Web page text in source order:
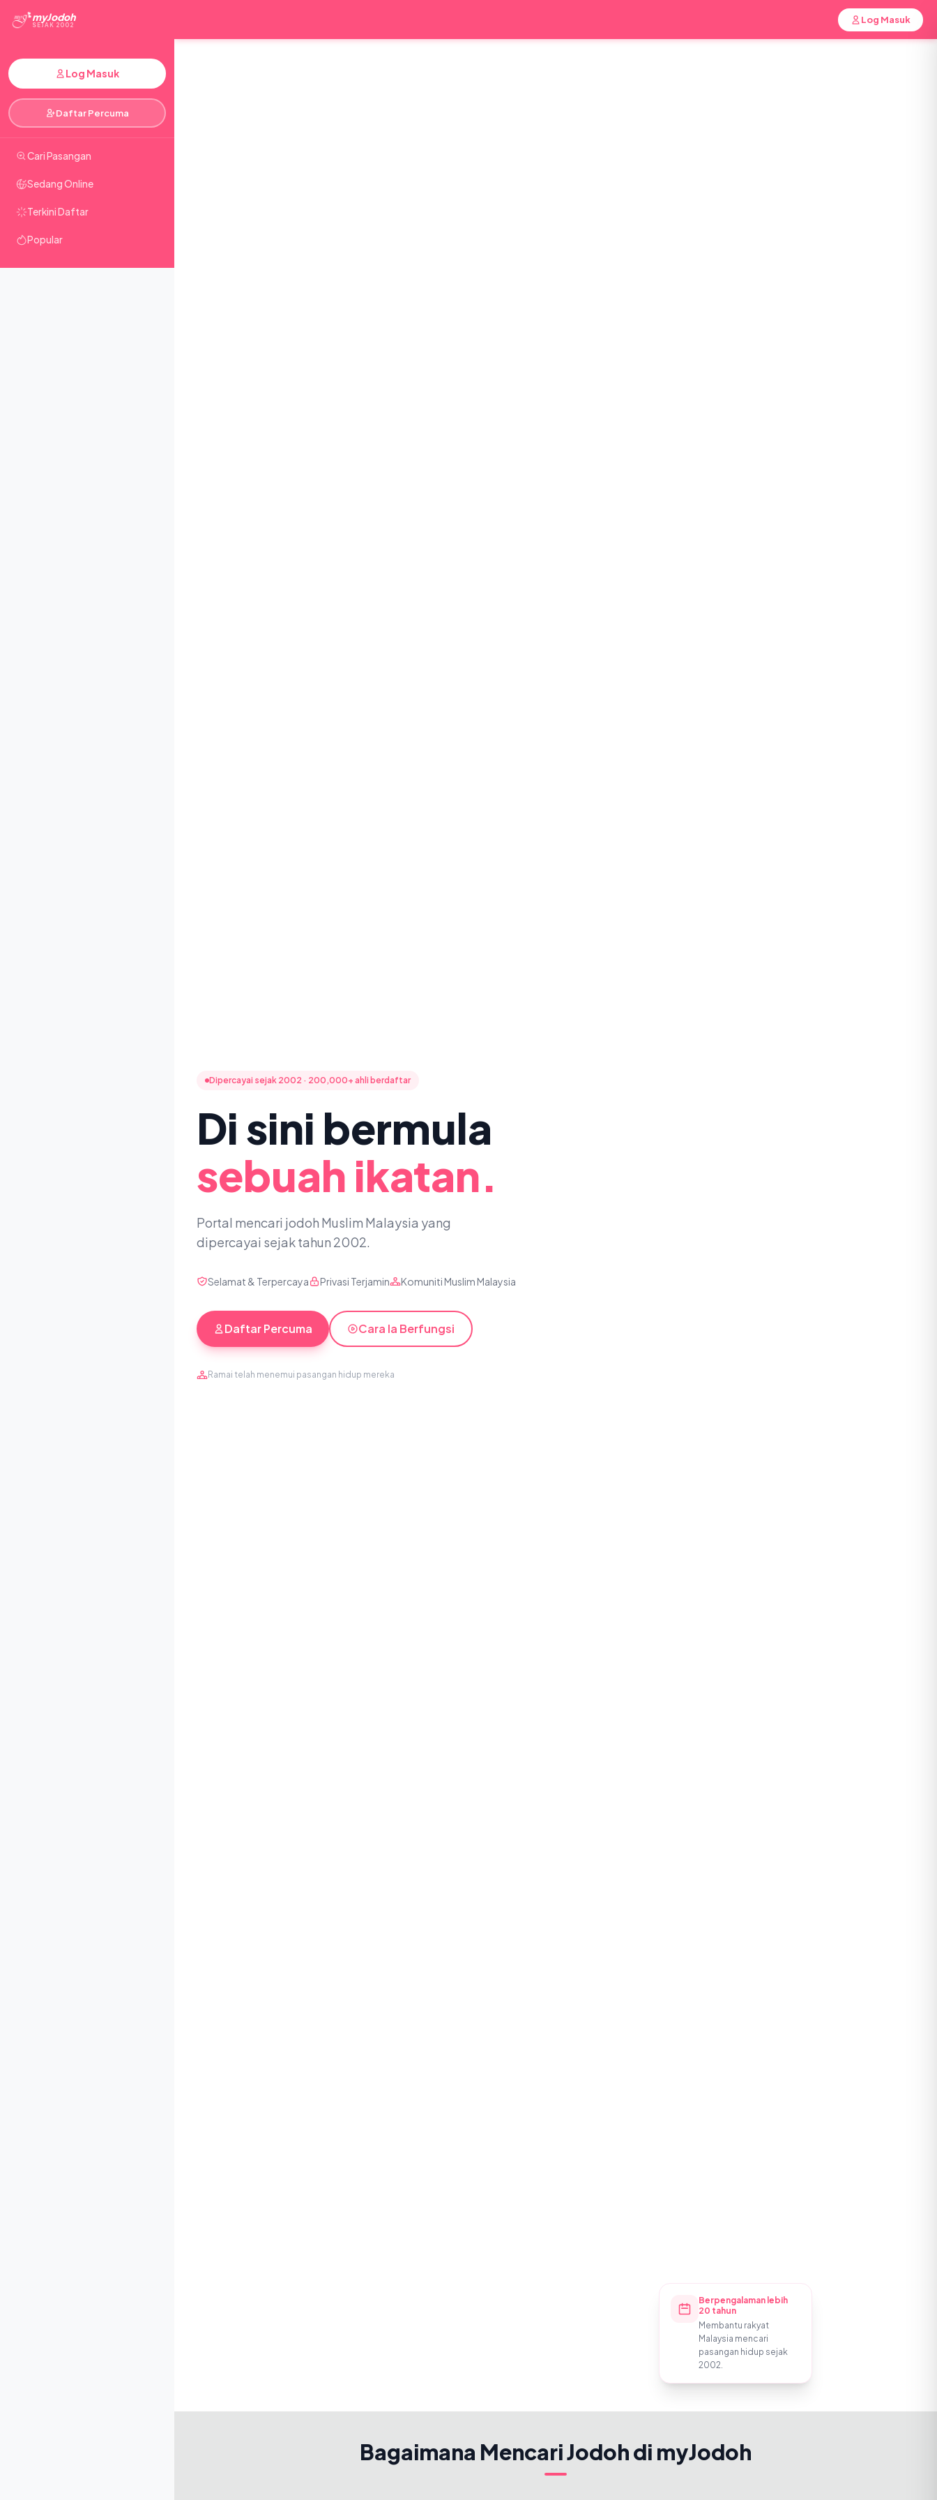
myJodoh
SEJAK 2002
Log Masuk
Daftar Percuma
Cari Pasangan
Sedang Online
Terkini Daftar
Popular
Log Masuk
Dipercayai sejak 2002 · 200,000+ ahli berdaftar
Di sini bermula
sebuah ikatan.
Portal mencari jodoh Muslim Malaysia yang
dipercayai sejak tahun 2002.
Selamat & Terpercaya Privasi Terjamin Komuniti Muslim Malaysia
Daftar Percuma Cara Ia Berfungsi
Ramai telah menemui pasangan hidup mereka
Berpengalaman lebih
20 tahun
Membantu rakyat
Malaysia mencari
pasangan hidup sejak
2002.
Bagaimana Mencari Jodoh di myJodoh